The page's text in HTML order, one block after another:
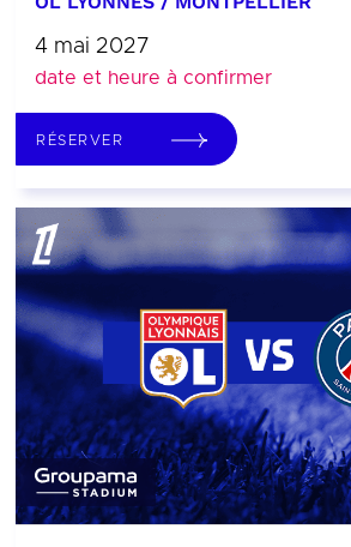
4 mai 2027
date et heure à confirmer
RÉSERVER